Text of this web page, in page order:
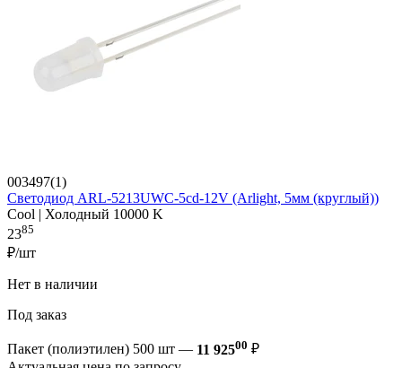
003497(1)
Светодиод ARL-5213UWC-5cd-12V (Arlight, 5мм (круглый))
Cool | Холодный 10000 K
2385
₽/шт
Нет в наличии
Под заказ
Пакет (полиэтилен) 500 шт — 11 92500 ₽